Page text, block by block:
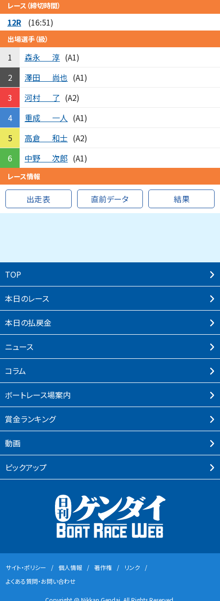
レース（締切時間）
12R (16:51)
出場選手（級）
1 森永 淳 (A1)
2
澤田 尚也 (A1)
3
河村 了 (A2)
4
重成 一人 (A1)
5
高倉 和士 (A2)
6
中野 次郎 (A1)
レース情報
出走表 直前データ 結果
TOP
本⽇のレース
本⽇の払戻⾦
ニュース
コラム
ボートレース場案内
賞⾦ランキング
動画
ピックアップ
サイト・ポリシー 個⼈情報 著作権
リンク
よくある質問・お問い合わせ